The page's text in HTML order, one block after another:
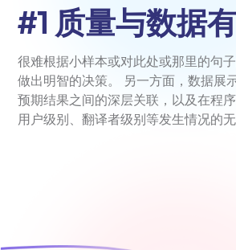
#1 质量与数据
很难根据小样本或对此处或那里的句
做出明智的决策。 另一方面，数据展
预期结果之间的深层关联，以及在程序
用户级别、翻译者级别等发生情况的无